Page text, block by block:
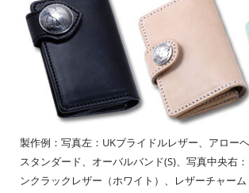
製作例：写真左：UKブライドルレザー、アロー
スタンダード、オーバルバンド(S)、写真中央右
ンクラックレザー（ホワイト）、レザーチャー